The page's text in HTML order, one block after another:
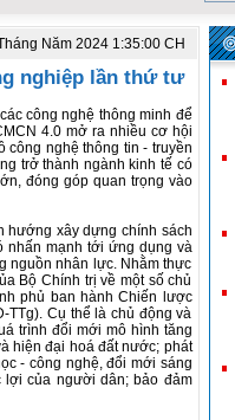
Năm 2024 1:35:00 CH
nghiệp lần thứ tư
công nghệ thông minh để
4.0 mở ra nhiều cơ hội
công nghệ thông tin - truyền
trở thành ngành kinh tế có
đóng góp quan trọng vào
hướng xây dựng chính sách
nhấn mạnh tới ứng dụng và
nguồn nhân lực. Nhằm thực
Bộ Chính trị về một số chủ
phủ ban hành Chiến lược
TTg). Cụ thể là chủ động và
trình đổi mới mô hình tăng
hiện đại hoá đất nước; phát
- công nghệ, đổi mới sáng
lợi của người dân; bảo đảm
■
■
■
■
■